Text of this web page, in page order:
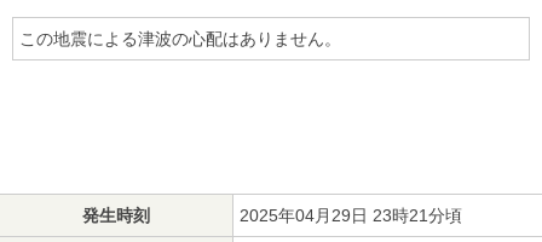
この地震による津波の心配はありません。
発生時刻 2025年04月29日 23時21分頃